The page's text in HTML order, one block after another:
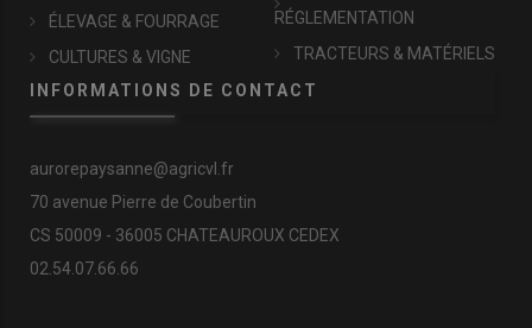
ÉLEVAGE & FOURRAGE
CULTURES & VIGNE
RÉGLEMENTATION
TRACTEURS & MATÉRIELS
INFORMATIONS DE CONTACT
aurorepaysanne@agricvl.fr
70 avenue Pierre de Coubertin
CS 50009 - 36005 CHATEAUROUX CEDEX
02.54.07.66.66